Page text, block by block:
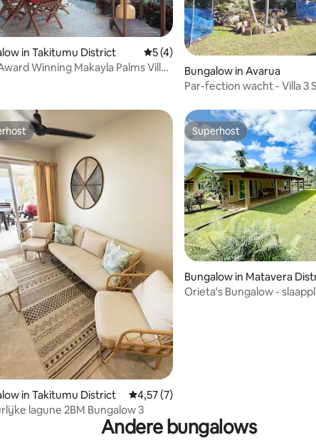
in Takitumu District Gemiddelde beoordeling van 5 uit
5 (4)
Winning Makayla Palms Villa
Bungalow in Avarua
Par-fection wacht - Villa 3
van 4,78 uit 5, 32 recensies
in Takitumu District Gemiddelde beoordeling van 4,57 uit
4,57 (7)
lagune 2BM Bungalow 3
Superhost
Superhost
Bungalow in Matavera
Orieta's Bungalow -
Andere bungalows